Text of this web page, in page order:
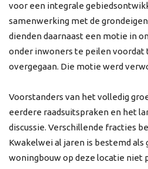
voor een integrale
samenwerking met de
dienden daarnaast een motie in
onder inwoners te peilen
overgegaan. Die motie werd
Voorstanders van het volledig
eerdere raadsuitspraken en het
discussie. Verschillende fracties
Kwakelwei al jaren is bestemd als
woningbouw op deze locatie niet